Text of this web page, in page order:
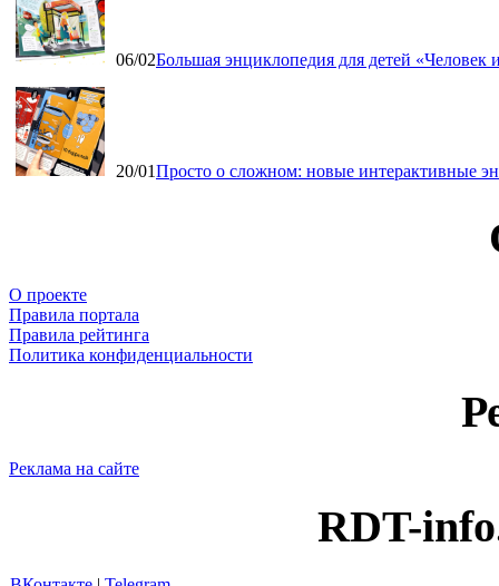
06/02Большая энциклопедия для детей
20/01Просто о сложном: новые интерактивные
О проекте
Правила портала
Правила рейтинга
Политика конфиденциальности
Реклама на сайте
RDT-